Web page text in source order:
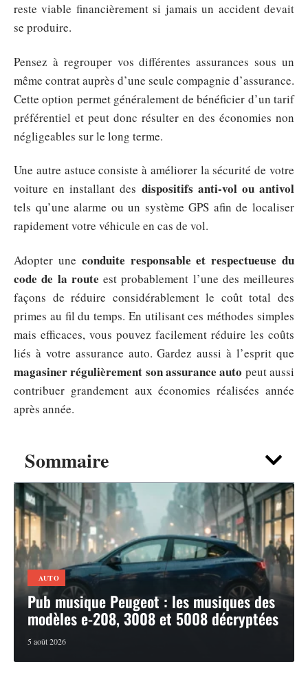
Sommaire
AUTO
Pub musique Peugeot : les musiques des
modèles e-208, 3008 et 5008 décryptées
5 août 2026
reste viable financièrement si jamais un accident devait
se produire.
Pensez à regrouper vos différentes assurances sous un
même contrat auprès d’une seule compagnie d’assurance.
Cette option permet généralement de bénéficier d’un tarif
préférentiel et peut donc résulter en des économies non
négligeables sur le long terme.
Une autre astuce consiste à améliorer la sécurité de votre
voiture en installant des dispositifs anti-vol ou antivol
tels qu’une alarme ou un système GPS afin de localiser
rapidement votre véhicule en cas de vol.
Adopter une conduite responsable et respectueuse du
code de la route est probablement l’une des meilleures
façons de réduire considérablement le coût total des
primes au fil du temps. En utilisant ces méthodes simples
mais efficaces, vous pouvez facilement réduire les coûts
liés à votre assurance auto. Gardez aussi à l’esprit que
magasiner régulièrement son assurance auto peut aussi
contribuer grandement aux économies réalisées année
après année.